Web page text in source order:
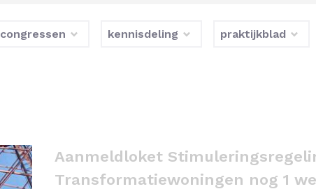
congressen kennisdeling praktijkblad
Aanmeldloket
Transformatiewoningen nog 1